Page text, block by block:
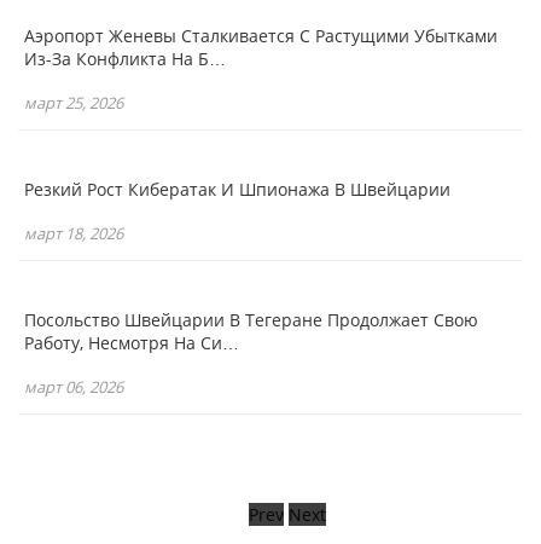
Prev Next
Аэропорт Женевы Сталкивается С Растущими Убытками
Из-За Конфликта На Б…
март 25, 2026
Резкий Рост Кибератак И Шпионажа В Швейцарии
март 18, 2026
Посольство Швейцарии В Тегеране Продолжает Свою
Работу, Несмотря На Си…
март 06, 2026